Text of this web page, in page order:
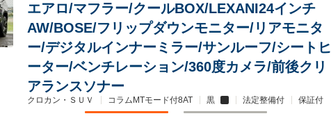
エアロ/マフラー/クールBOX/LEXANI24インチ
AW/BOSE/フリップダウンモニター/リアモニタ
ー/デジタルインナーミラー/サンルーフ/シートヒ
ーター/ベンチレーション/360度カメラ/前後クリ
アランスソナー
クロカン・ＳＵＶ コラムMTモード付8AT 黒 法定整備付 保証付